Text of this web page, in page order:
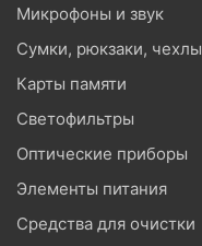
Микрофоны и звук
Сумки, рюкзаки, чехлы
Карты памяти
Светофильтры
Оптические приборы
Элементы питания
Средства для очистки